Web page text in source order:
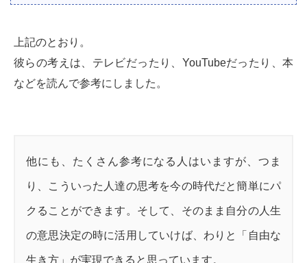
上記のとおり。
彼らの考えは、テレビだったり、YouTubeだったり、本
などを読んで参考にしました。
他にも、たくさん参考になる人はいますが、つま
り、こういった人達の思考を今の時代だと簡単にパ
クることができます。そして、そのまま自分の人生
の意思決定の時に活用していけば、わりと「自由な
生き方」が実現できると思っています。